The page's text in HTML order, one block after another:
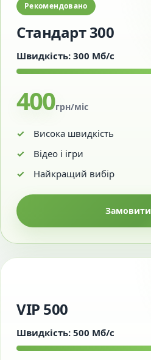
Рекомендовано
Стандарт 300
Швидкість: 300 Мб/с
400грн/міс
Висока швидкість
Відео і ігри
Найкращий вибір
Замовити
VIP 500
Швидкість: 500 Мб/с